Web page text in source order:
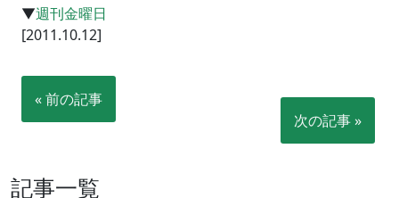
▼週刊金曜日
[2011.10.12]
« 前の記事
次の記事 »
記事一覧